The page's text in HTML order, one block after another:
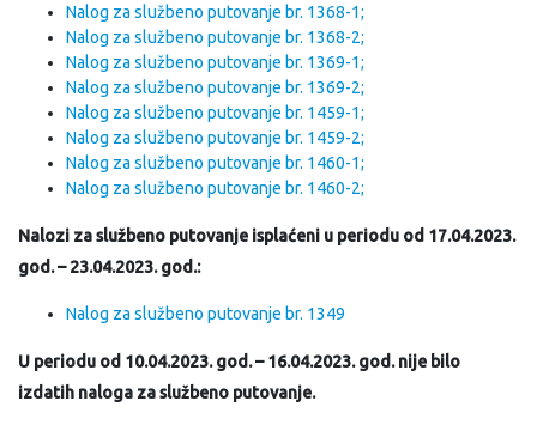
Nalog za službeno putovanje br. 1368-1;
Nalog za službeno putovanje br. 1368-2;
Nalog za službeno putovanje br. 1369-1;
Nalog za službeno putovanje br. 1369-2;
Nalog za službeno putovanje br. 1459-1;
Nalog za službeno putovanje br. 1459-2;
Nalog za službeno putovanje br. 1460-1;
Nalog za službeno putovanje br. 1460-2;
Nalozi za službeno putovanje isplaćeni u periodu od 17.04.2023.
god. – 23.04.2023. god.:
Nalog za službeno putovanje br. 1349
U periodu od 10.04.2023. god. – 16.04.2023. god. nije bilo
izdatih naloga za službeno putovanje.